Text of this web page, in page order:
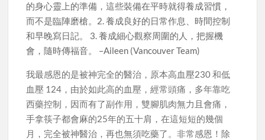
的身心靈上的準備，這些裝備在平時就得養成習慣，
而不是臨陣磨槍。2. 養成良好的日常作息、時間控制
和早晚寫日記。 3. 養成細心觀察周圍的人，把握機
會，隨時傳福音。 –Aileen (Vancouver Team)
我最感恩的是被神完全的醫治，原本高血壓230 和低
血壓 124，由於如此高的血壓，經常頭痛，多年靠吃
西藥控制，因而有了副作用，雙腳肌肉無力且會痛，
手拿筷子都會麻的25年的五十肩，在這短短的幾個
月，完全被神醫治，再也無須吃藥了。非常感恩！除